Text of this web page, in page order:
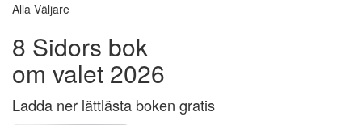
Alla Väljare
8 Sidors bok
om valet 2026
Ladda ner lättlästa boken gratis